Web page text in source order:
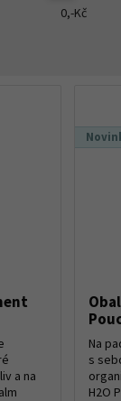
0,-Kč
a na
Na
s
H2O